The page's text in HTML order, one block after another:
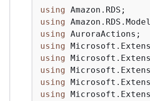
using
using
using
using
using
using
using
using